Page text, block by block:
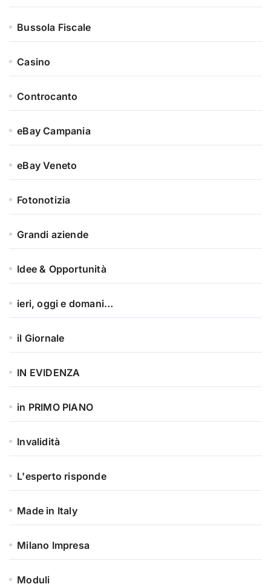
Bussola Fiscale
Casino
Controcanto
eBay Campania
eBay Veneto
Fotonotizia
Grandi aziende
Idee & Opportunità
ieri, oggi e domani…
il Giornale
IN EVIDENZA
in PRIMO PIANO
Invalidità
L'esperto risponde
Made in Italy
Milano Impresa
Moduli